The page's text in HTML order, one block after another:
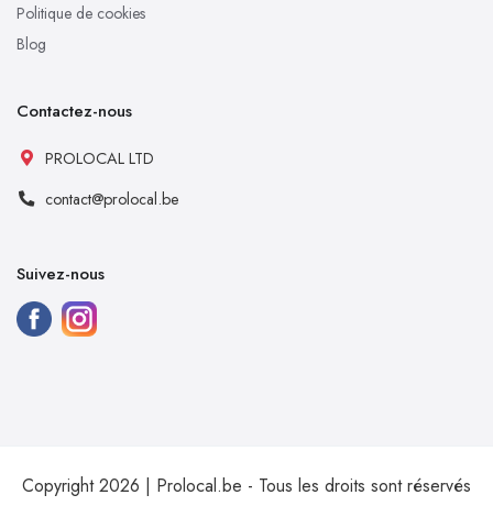
Politique de cookies
Blog
Contactez-nous
PROLOCAL LTD
contact@prolocal.be
Suivez-nous
Copyright 2026 | Prolocal.be - Tous les droits sont réservés